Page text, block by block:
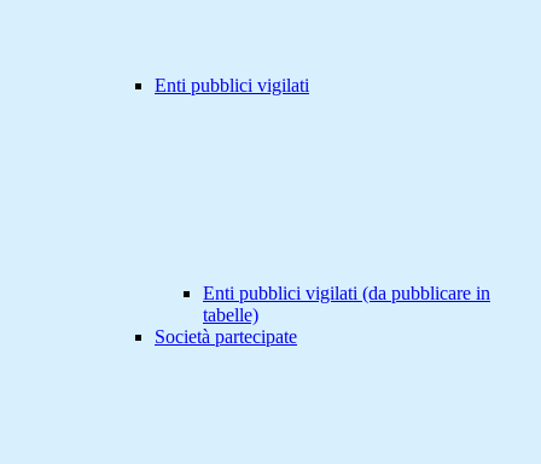
Enti pubblici vigilati
Enti pubblici vigilati (da pubblicare in
tabelle)
Società partecipate